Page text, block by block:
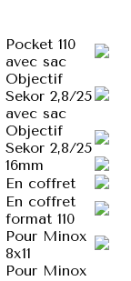
Pocket 110
avec sac
Objectif
Sekor 2,8/25
avec sac
Objectif
Sekor 2,8/25
16mm
En coffret
En coffret
format 110
Pour Minox
8x11
Pour Minox